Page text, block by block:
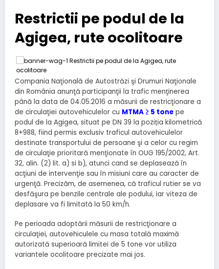
Restrictii pe podul de la
Agigea, rute ocolitoare
Compania Naţională de Autostrăzi şi Drumuri Naţionale
din România anunţă participanţii la trafic menţinerea
până la data de 04.05.2016 a măsurii de restricţionare a
de circulaţiei autovehiculelor cu MTMA ≥ 5 tone pe
podul de la Agigea, situat pe DN 39 la poziția kilometrică
8+988, fiind permis exclusiv traficul autovehiculelor
destinate transportului de persoane şi a celor cu regim
de circulaţie prioritară menţionate în OUG 195/2002, Art.
32, alin. (2) lit. a) si b), atunci cand se deplasează în
acţiuni de intervenţie sau în misiuni care au caracter de
urgenţă. Precizăm, de asemenea, că traficul rutier se va
desfăşura pe benzile centrale ale podului, iar viteza de
deplasare va fi limitată la 50 km/h.
Pe perioada adoptării măsurii de restricţionare a
circulaţiei, autovehiculele cu masa totală maximă
autorizată superioară limitei de 5 tone vor utiliza
variantele ocolitoare precizate mai jos.